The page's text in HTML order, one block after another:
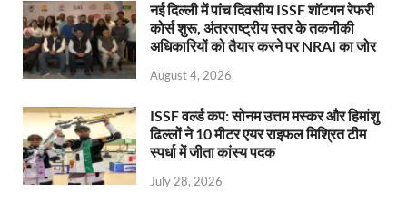
नई दिल्ली में पांच दिवसीय ISSF शॉटगन रेफरी
कोर्स शुरू, अंतरराष्ट्रीय स्तर के तकनीकी
अधिकारियों को तैयार करने पर NRAI का जोर
August 4, 2026
ISSF वर्ल्ड कप: सोनम उत्तम मस्कर और हिमांशु
ढिल्लों ने 10 मीटर एयर राइफल मिश्रित टीम
स्पर्धा में जीता कांस्य पदक
July 28, 2026